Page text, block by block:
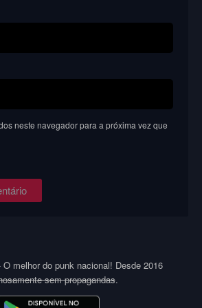
neste navegador para a próxima vez que
melhor do punk nacional! Desde 2016
sem propagandas.